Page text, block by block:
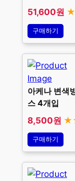
51,600원
구매하기
아케나 변색
스 4개입
8,500원
구매하기